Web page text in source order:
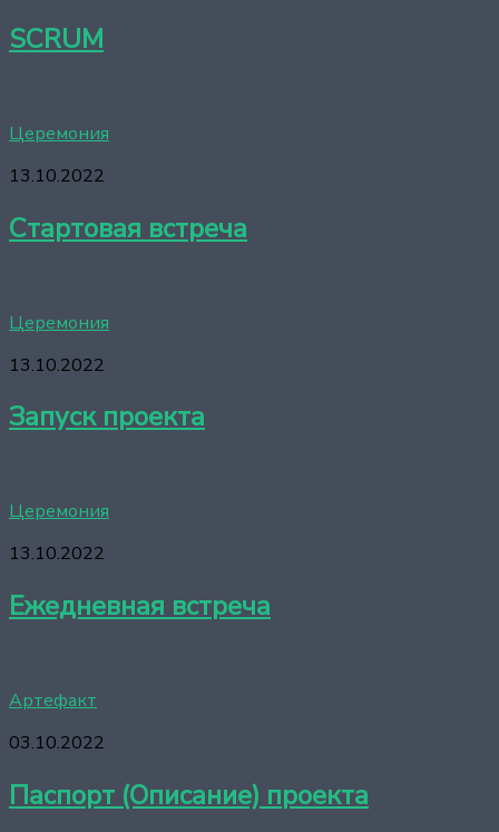
SCRUM
Церемония
13.10.2022
Стартовая встреча
Церемония
13.10.2022
Запуск проекта
Церемония
13.10.2022
Ежедневная встреча
Артефакт
03.10.2022
Паспорт (Описание) проекта